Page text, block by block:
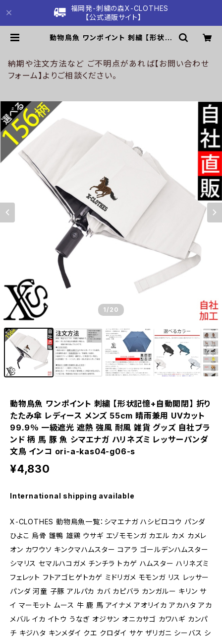
福岡発-刺繍の森X-CLOTHES
【公式通販サイト】
動物鳥魚 ワンポイント 刺繍 【形状記
99.9％ 一級遮光 遮熱 強風 耐風 雑
貨 グッズ 自社ブランド 柄 馬 豚 魚 シ
マエナガ ハリネズミ レッサーパンダ
サイト】
納期や注文方法など ご不明点があれば【お問い合わせ
フォーム】よりご相談ください。
1 /20
動物鳥魚 ワンポイント 刺繍 【形状記憶+自動開閉】 折り
たたみ傘 レディース メンズ 55cm 晴雨兼用 UVカット
99.9％ 一級遮光 遮熱 強風 耐風 雑貨 グッズ 自社ブラ
ンド 柄 馬 豚 魚 シマエナガ ハリネズミ レッサーパンダ
文鳥 インコ ori-a-kas04-g06-s
¥4,830
International shipping available
X-CLOTHES 動物鳥魚一覧：シマエナガ ハシビロコウ パンダ
ひよこ 烏骨 雛鴨 雄鶏 ウサギ エゾモモンガ カエル カメ カメレ
オン カワウソ キンクマハムスター コアラ ゴールデンハムスター
シマリス セマルハコガメ チンチラ トカゲ ハムスター ハリネズミ
フェレット フトアゴヒゲトカゲ ミドリガメ モモンガ リス レッサー
パンダ 河童 子豚 アルパカ カバ カピバラ カンガルー キリン サ
イ マーモット ムース 牛 鹿 馬 アイナメ アオリイカ アカハタ アカ
メバル イカ イトウ うなぎ オジサン オニカサゴ カワハギ カンパ
チ キジハタ キンメダイ クエ クロダイ サケ ザリガニ シーバス シ